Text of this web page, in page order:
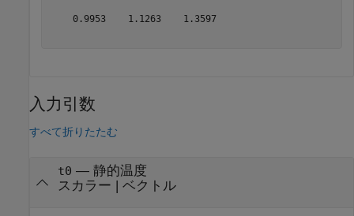
    0.9953    1.1263    1.3597
入力引数
すべて折りたたむ
t0 — 静的温度
スカラー | ベクトル